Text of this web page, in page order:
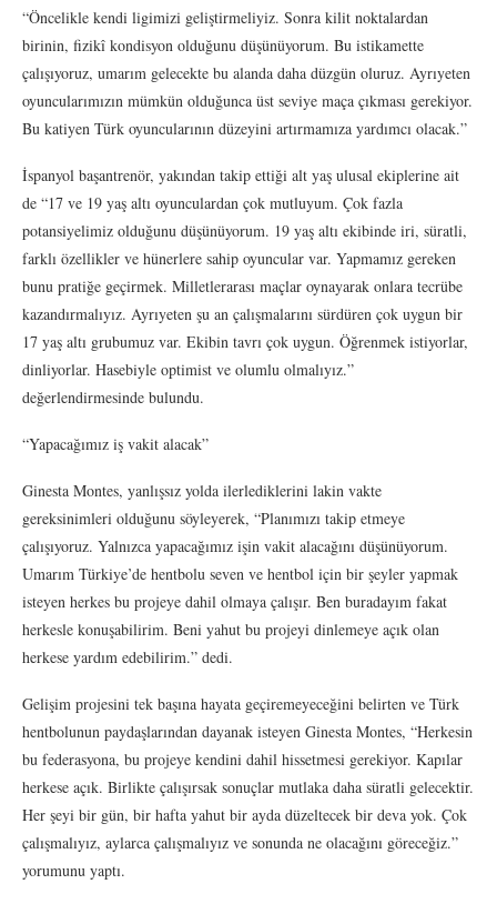
“Öncelikle kendi ligimizi geliştirmeliyiz. Sonra kilit noktalardan
birinin, fizikî kondisyon olduğunu düşünüyorum. Bu istikamette
çalışıyoruz, umarım gelecekte bu alanda daha düzgün oluruz. Ayrıyeten
oyuncularımızın mümkün olduğunca üst seviye maça çıkması gerekiyor.
Bu katiyen Türk oyuncularının düzeyini artırmamıza yardımcı olacak.”
İspanyol başantrenör, yakından takip ettiği alt yaş ulusal ekiplerine ait
de “17 ve 19 yaş altı oyunculardan çok mutluyum. Çok fazla
potansiyelimiz olduğunu düşünüyorum. 19 yaş altı ekibinde iri, süratli,
farklı özellikler ve hünerlere sahip oyuncular var. Yapmamız gereken
bunu pratiğe geçirmek. Milletlerarası maçlar oynayarak onlara tecrübe
kazandırmalıyız. Ayrıyeten şu an çalışmalarını sürdüren çok uygun bir
17 yaş altı grubumuz var. Ekibin tavrı çok uygun. Öğrenmek istiyorlar,
dinliyorlar. Hasebiyle optimist ve olumlu olmalıyız.”
değerlendirmesinde bulundu.
“Yapacağımız iş vakit alacak”
Ginesta Montes, yanlışsız yolda ilerlediklerini lakin vakte
gereksinimleri olduğunu söyleyerek, “Planımızı takip etmeye
çalışıyoruz. Yalnızca yapacağımız işin vakit alacağını düşünüyorum.
Umarım Türkiye’de hentbolu seven ve hentbol için bir şeyler yapmak
isteyen herkes bu projeye dahil olmaya çalışır. Ben buradayım fakat
herkesle konuşabilirim. Beni yahut bu projeyi dinlemeye açık olan
herkese yardım edebilirim.” dedi.
Gelişim projesini tek başına hayata geçiremeyeceğini belirten ve Türk
hentbolunun paydaşlarından dayanak isteyen Ginesta Montes, “Herkesin
bu federasyona, bu projeye kendini dahil hissetmesi gerekiyor. Kapılar
herkese açık. Birlikte çalışırsak sonuçlar mutlaka daha süratli gelecektir.
Her şeyi bir gün, bir hafta yahut bir ayda düzeltecek bir deva yok. Çok
çalışmalıyız, aylarca çalışmalıyız ve sonunda ne olacağını göreceğiz.”
yorumunu yaptı.